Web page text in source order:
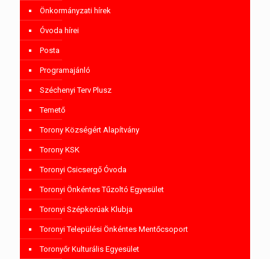
Önkormányzati hírek
Óvoda hírei
Posta
Programajánló
Széchenyi Terv Plusz
Temető
Torony Községért Alapítvány
Torony KSK
Toronyi Csicsergő Óvoda
Toronyi Önkéntes Tűzoltó Egyesület
Toronyi Szépkorúak Klubja
Toronyi Települési Önkéntes Mentőcsoport
Toronyőr Kulturális Egyesület